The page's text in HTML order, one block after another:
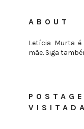
ABOUT
Letícia Murta é
mãe. Siga